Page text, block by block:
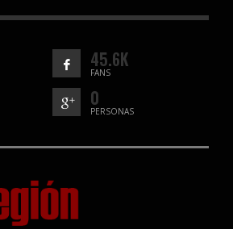
45.6K
FANS
0
PERSONAS